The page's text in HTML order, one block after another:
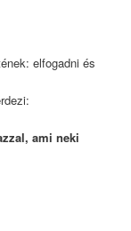
elfogadni és
ami neki